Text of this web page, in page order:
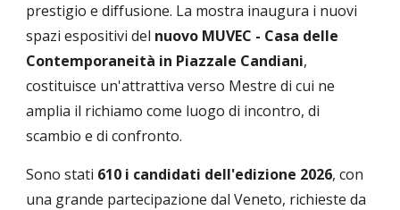
prestigio e diffusione. La mostra inaugura i nuovi
spazi espositivi del nuovo MUVEC - Casa delle
Contemporaneità in Piazzale Candiani,
costituisce un'attrattiva verso Mestre di cui ne
amplia il richiamo come luogo di incontro, di
scambio e di confronto.
Sono stati 610 i candidati dell'edizione 2026, con
una grande partecipazione dal Veneto, richieste da